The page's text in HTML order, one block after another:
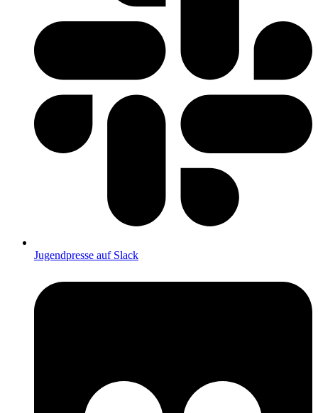
Jugendpresse auf Slack